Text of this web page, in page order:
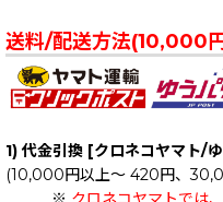
送料/配送方法(10,000
1) 代金引換 [クロネコヤマト/
(10,000円以上～ 420円、